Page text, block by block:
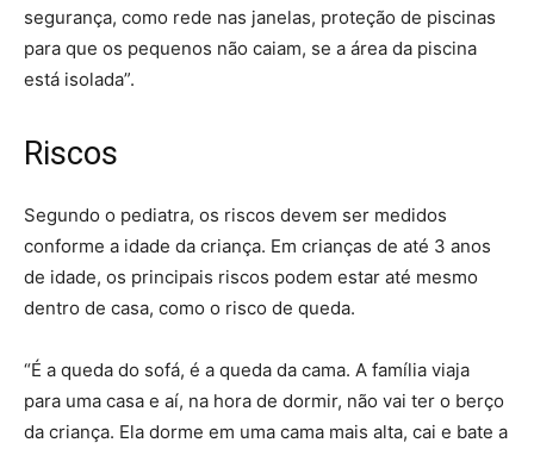
segurança, como rede nas janelas, proteção de piscinas
para que os pequenos não caiam, se a área da piscina
está isolada”.
Riscos
Segundo o pediatra, os riscos devem ser medidos
conforme a idade da criança. Em crianças de até 3 anos
de idade, os principais riscos podem estar até mesmo
dentro de casa, como o risco de queda.
“É a queda do sofá, é a queda da cama. A família viaja
para uma casa e aí, na hora de dormir, não vai ter o berço
da criança. Ela dorme em uma cama mais alta, cai e bate a